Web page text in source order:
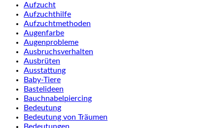
Aufzucht
Aufzuchthilfe
Aufzuchtmethoden
Augenfarbe
Augenprobleme
Ausbruchsverhalten
Ausbrüten
Ausstattung
Baby-Tiere
Bastelideen
Bauchnabelpiercing
Bedeutung
Bedeutung von Träumen